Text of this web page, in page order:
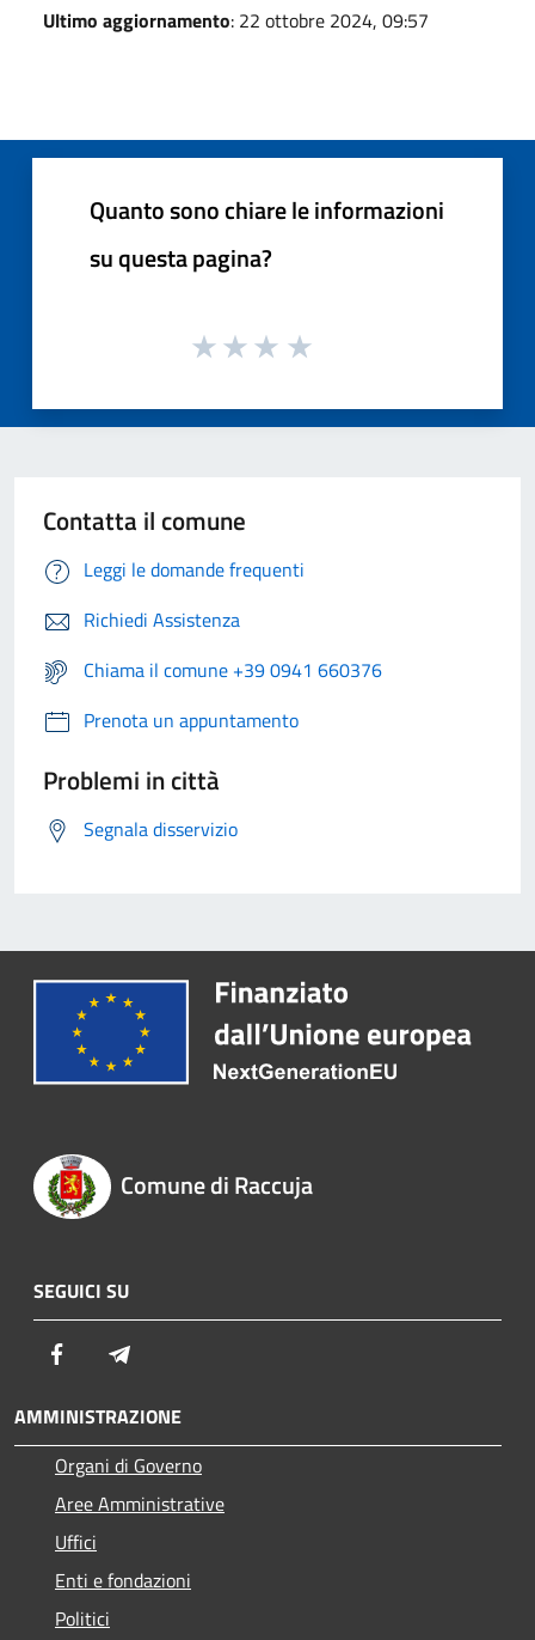
Ultimo aggiornamento: 22 ottobre 2024, 09:57
Quanto sono chiare le informazioni
su questa pagina?
Contatta il comune
Leggi le domande frequenti
Richiedi Assistenza
Chiama il comune +39 0941 660376
Prenota un appuntamento
Problemi in città
Segnala disservizio
Comune di Raccuja
SEGUICI SU
Facebook
AMMINISTRAZIONE
Organi di Governo
Aree Amministrative
Uffici
Enti e fondazioni
Politici